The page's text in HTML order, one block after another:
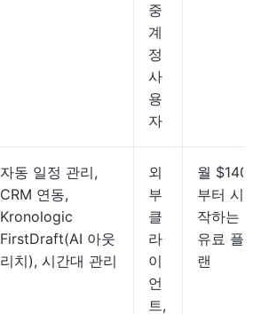
중
계
정
사
용
자
자동 일정 관리,
CRM 연동,
Kronologic
FirstDraft(AI 아웃
리치), 시간대 관리
외
부
클
라
이
언
트,
월 $140
부터 시
작하는
유료 플
랜